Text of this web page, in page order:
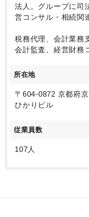
法人。グループに司
営コンサル・相続関
税務代理、会計業務
会計監査、経営財務
所在地
〒604-0872 京都府
ひかりビル
従業員数
107人